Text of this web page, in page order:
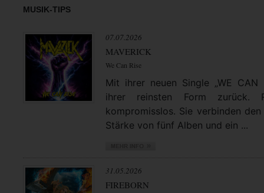
MUSIK-TIPS
07.07.2026
MAVERICK
We Can Rise
Mit ihrer neuen Single „WE CAN
ihrer reinsten Form zurück.
kompromisslos. Sie verbinden
Stärke von fünf Alben und ein ...
31.05.2026
FIREBORN